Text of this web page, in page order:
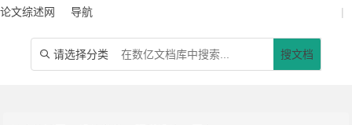
论文综述网 导航 |
 请选择分类 搜文档